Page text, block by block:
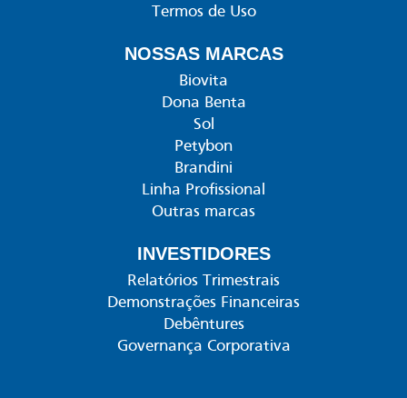
Termos de Uso
NOSSAS MARCAS
Biovita
Dona Benta
Sol
Petybon
Brandini
Linha Profissional
Outras marcas
INVESTIDORES
Relatórios Trimestrais
Demonstrações Financeiras
Debêntures
Governança Corporativa